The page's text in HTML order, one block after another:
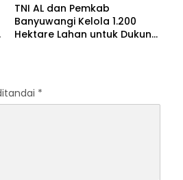
TNI AL dan Pemkab
Banyuwangi Kelola 1.200
Hektare Lahan untuk Dukung
*